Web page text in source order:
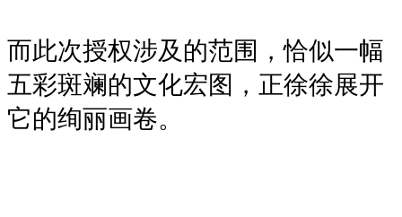
而此次授权涉及的范围，恰似一幅
五彩斑斓的文化宏图，正徐徐展开
它的绚丽画卷。